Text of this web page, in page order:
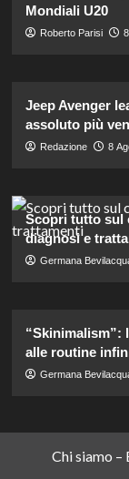
Mondiali U20
Roberto Parisi
Jeep Avenger
assoluto più
Redazione 8
Scopri tutto sul
diagnosi e
Germana
“Skinimalism”:
alle routine
Germana
Chi siamo –